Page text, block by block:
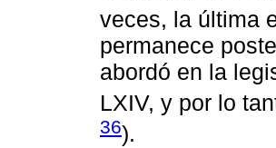
veces, la última
permanece
abordó en la
LXIV, y por lo
36).